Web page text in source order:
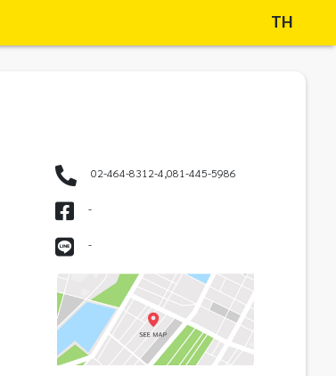
TH
02-464-8312-4,081-445-5986
-
-